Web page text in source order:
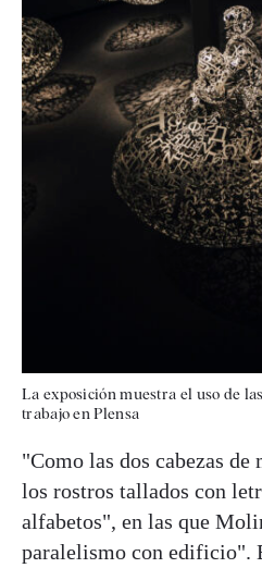
La exposición muestra el uso de
trabajo en Plensa
"Como las dos cabezas
los rostros tallados con
alfabetos", en las que
paralelismo con edificio".